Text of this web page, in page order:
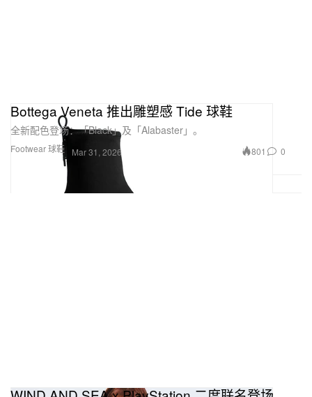
Footwear 球鞋
Bottega Veneta 推出雕塑感 Tide 球鞋
全新配色登场：「Black」及「Alabaster」。
Mar 31, 2026 801 0